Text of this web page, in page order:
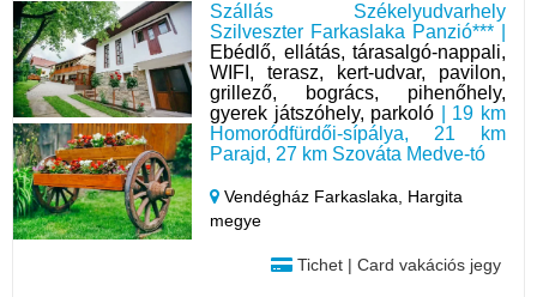
Szállás Székelyudvarhely
Szilveszter Farkaslaka Panzió*** |
Ebédlő, ellátás, tárasalgó-nappali,
WIFI, terasz, kert-udvar, pavilon,
grillező, bogrács, pihenőhely,
gyerek játszóhely, parkoló | 19 km
Homoródfürdői-sípálya, 21 km
Parajd, 27 km Szováta Medve-tó
Vendégház Farkaslaka, Hargita
megye
Tichet | Card vakációs jegy